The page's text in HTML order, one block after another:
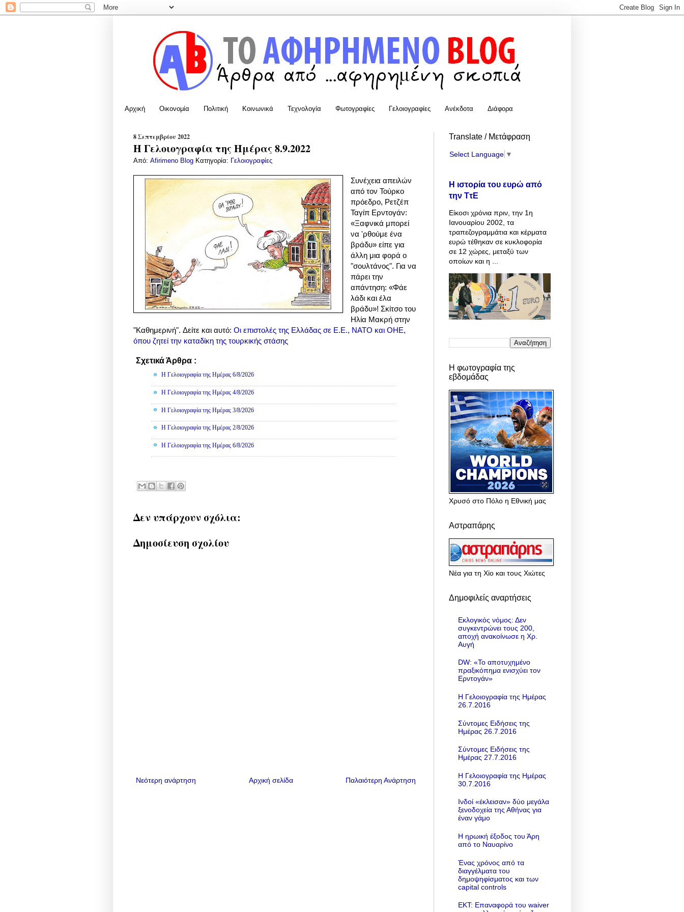
Αρχική Οικονομία Πολιτική Κοινωνικά Τεχνολογία Φωτογραφίες Γελοιογραφίες Ανέκδοτα Διάφορα
8 Σεπτεμβρίου 2022
Η Γελοιογραφία της Ημέρας 8.9.2022
Από: Afirimeno Blog Κατηγορία: Γελοιογραφίες
Συνέχεια απειλών
από τον Τούρκο
πρόεδρο, Ρετζέπ
Ταγίπ Ερντογάν:
«Ξαφνικά μπορεί
να 'ρθούμε ένα
βράδυ» είπε για
άλλη μια φορά ο
"σουλτάνος". Για να
πάρει την
απάντηση: «Φάε
λάδι και έλα
βράδυ»! Σκίτσο του
Ηλία Μακρή στην
"Καθημερινή". Δείτε και αυτό: Οι επιστολές της Ελλάδας σε Ε.Ε., ΝΑΤΟ και ΟΗΕ,
όπου ζητεί την καταδίκη της τουρκικής στάσης
Σχετικά Άρθρα :
Η Γελοιογραφία της Ημέρας 6/8/2026
Η Γελοιογραφία της Ημέρας 4/8/2026
Η Γελοιογραφία της Ημέρας 3/8/2026
Η Γελοιογραφία της Ημέρας 2/8/2026
Η Γελοιογραφία της Ημέρας 6/8/2026
Δεν υπάρχουν σχόλια:
Δημοσίευση σχολίου
Νεότερη ανάρτηση Παλαιότερη Ανάρτηση
Αρχική σελίδα
Translate / Μετάφραση
Select Language ▼
Η ιστορία του ευρώ από
την ΤτΕ
Είκοσι χρόνια πριν, την 1η
Ιανουαρίου 2002, τα
τραπεζογραμμάτια και κέρματα
ευρώ τέθηκαν σε κυκλοφορία
σε 12 χώρες, μεταξύ των
οποίων και η ...
Η φωτογραφία της
εβδομάδας
Χρυσό στο Πόλο η Εθνική μας
Αστραπάρης
Νέα για τη Χίο και τους Χιώτες
Δημοφιλείς αναρτήσεις
Εκλογικός νόμος: Δεν
συγκεντρώνει τους 200,
αποχή ανακοίνωσε η Χρ.
Αυγή
DW: «To αποτυχημένο
πραξικόπημα ενισχύει τον
Ερντογάν»
Η Γελοιογραφία της Ημέρας
26.7.2016
Σύντομες Ειδήσεις της
Ημέρας 26.7.2016
Σύντομες Ειδήσεις της
Ημέρας 27.7.2016
Η Γελοιογραφία της Ημέρας
30.7.2016
Ινδοί «έκλεισαν» δύο μεγάλα
ξενοδοχεία της Αθήνας για
έναν γάμο
Η ηρωική έξοδος του Άρη
από το Ναυαρίνο
Ένας χρόνος από τα
διαγγέλματα του
δημοψηφίσματος και των
capital controls
ΕΚΤ: Επαναφορά του waiver